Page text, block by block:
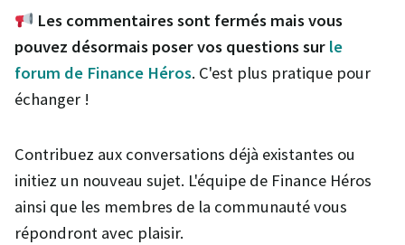
Les commentaires sont fermés mais vous
pouvez désormais poser vos questions sur le
forum de Finance Héros. C'est plus pratique pour
échanger !
Contribuez aux conversations déjà existantes ou
initiez un nouveau sujet. L'équipe de Finance Héros
ainsi que les membres de la communauté vous
répondront avec plaisir.